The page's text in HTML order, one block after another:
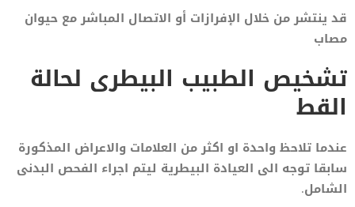
قد ينتشر من خلال الإفرازات أو الاتصال المباشر مع حيوان
مصاب
تشخيص الطبيب البيطرى لحالة
القط
عندما تلاحظ واحدة او اكثر من العلامات والاعراض المذكورة
سابقا توجه الى العيادة البيطرية ليتم اجراء الفحص البدنى
الشامل.